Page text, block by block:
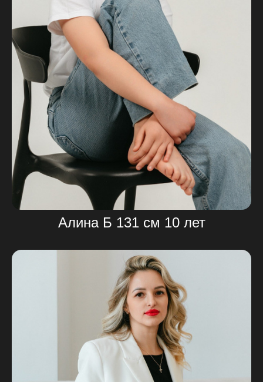
Алина Б 131 см 10 лет